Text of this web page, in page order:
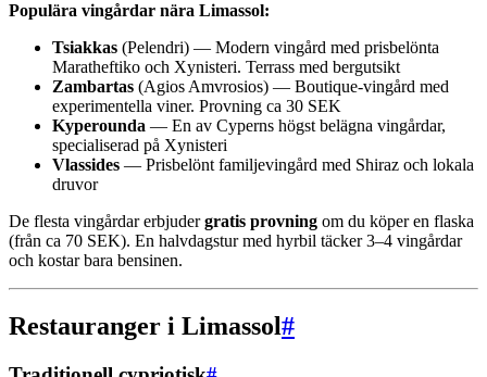
Populära vingårdar nära Limassol:
Tsiakkas (Pelendri) — Modern vingård med prisbelönta
Maratheftiko och Xynisteri. Terrass med bergutsikt
Zambartas (Agios Amvrosios) — Boutique-vingård med
experimentella viner. Provning ca 30 SEK
Kyperounda — En av Cyperns högst belägna vingårdar,
specialiserad på Xynisteri
Vlassides — Prisbelönt familjevingård med Shiraz och lokala
druvor
De flesta vingårdar erbjudergratis provning om du köper en flaska
(från ca 70 SEK). En halvdagstur med hyrbil täcker 3–4 vingårdar
och kostar bara bensinen.
Restauranger i Limassol#